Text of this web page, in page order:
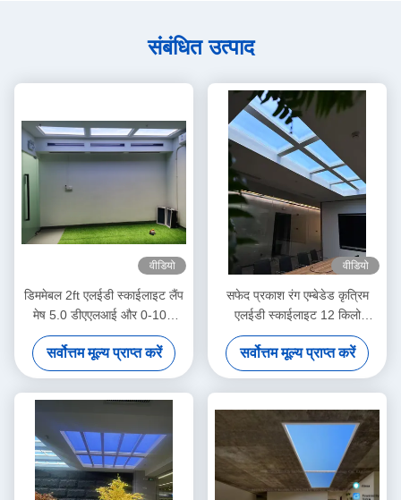
संबंधित उत्पाद
वीडियो
डिममेबल 2ft एलईडी स्काईलाइट लैंप
मेष 5.0 डीएएलआई और 0-10V
150W 5000lm+ वाइड सीसीटी
रेंज दृश्य मोड
सर्वोत्तम मूल्य प्राप्त करें
वीडियो
सफेद प्रकाश रंग एम्बेडेड कृत्रिम
एलईडी स्काईलाइट 12 किलो
वाणिज्यिक के लिए एम्बेडेड स्थापना
विधि
सर्वोत्तम मूल्य प्राप्त करें